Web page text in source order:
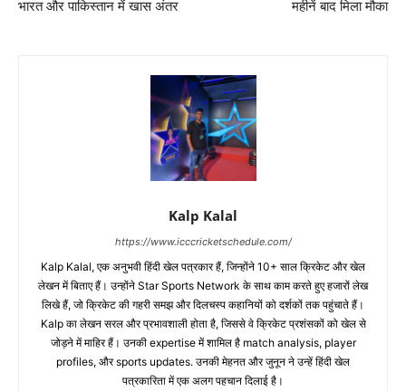
भारत और पाकिस्तान में खास अंतर महीनें बाद मिला मौका
Kalp Kalal
https://www.icccricketschedule.com/
Kalp Kalal, एक अनुभवी हिंदी खेल पत्रकार हैं, जिन्होंने 10+ साल क्रिकेट और खेल
लेखन में बिताए हैं। उन्होंने Star Sports Network के साथ काम करते हुए हजारों लेख
लिखे हैं, जो क्रिकेट की गहरी समझ और दिलचस्प कहानियों को दर्शकों तक पहुंचाते हैं।
Kalp का लेखन सरल और प्रभावशाली होता है, जिससे वे क्रिकेट प्रशंसकों को खेल से
जोड़ने में माहिर हैं। उनकी expertise में शामिल है match analysis, player
profiles, और sports updates. उनकी मेहनत और जुनून ने उन्हें हिंदी खेल
पत्रकारिता में एक अलग पहचान दिलाई है।